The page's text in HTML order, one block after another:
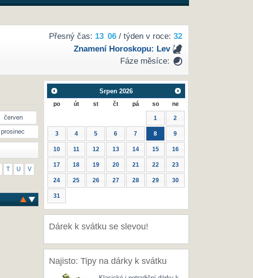
Přesný čas: 13 06/ týden v roce: 32
Znamení Horoskopu: Lev
Fáze měsíce:
červen
prosinec
T U V
Srpen 2026
po út st čt pá so ne
1 2
3 4 5 6 7 8 9
10 11 12 13 14 15 16
17 18 19 20 21 22 23
24 25 26 27 28 29 30
31
Dárek k svátku se slevou!
Najisto: Tipy na dárky k svátku